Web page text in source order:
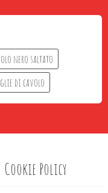
nero saltato
di cavolo
Cookie Policy